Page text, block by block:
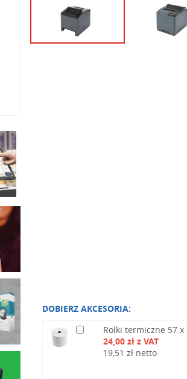
DOBIERZ AKCESORIA:
Rolki termiczne 57 x
24,00 zł z VAT
19,51 zł netto